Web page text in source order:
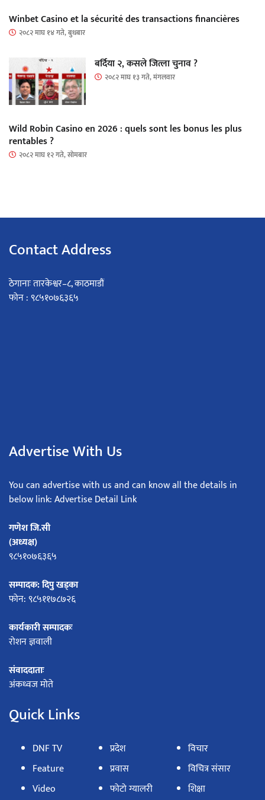
Winbet Casino et la sécurité des transactions financières
२०८२ माघ १४ गते, बुधबार
बर्दिया २, कसले जित्ला चुनाव ?
२०८२ माघ १३ गते, मंगलवार
Wild Robin Casino en 2026 : quels sont les bonus les plus
rentables ?
२०८२ माघ १२ गते, सोमबार
Contact Address
ठेगानाः तारकेश्वर–८, काठमाडौं
फोन : ९८५१०७६३६५
Advertise With Us
You can advertise with us and can know all the details in
below link: Advertise Detail Link
गणेश जि.सी
(अध्यक्ष)
९८५१०७६३६५
सम्पादक: दिपु खड्का
फोन: ९८५११७८७२६
कार्यकारी सम्पादकः
रोशन ज्ञवाली
संवाददाताः
अंकध्वज मोते
Quick Links
DNF TV
Feature
Video
प्रदेश
प्रवास
फोटो ग्यालरी
विचार
विचित्र संसार
शिक्षा